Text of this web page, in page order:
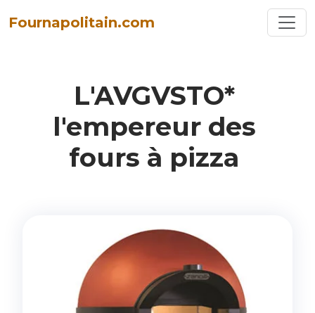
Fournapolitain.com
L'AVGVSTO*
l'empereur des
fours à pizza